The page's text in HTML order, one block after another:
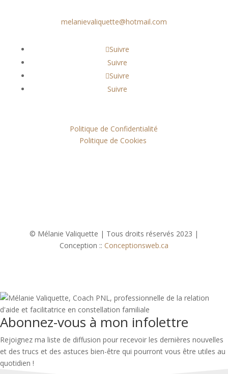
melanievaliquette@hotmail.com
Suivre
Suivre
Suivre
Suivre
Politique de Confidentialité
Politique de Cookies
© Mélanie Valiquette | Tous droits réservés 2023 |
Conception :: Conceptionsweb.ca
Abonnez-vous à mon infolettre
Rejoignez ma liste de diffusion pour recevoir les dernières nouvelles
et des trucs et des astuces bien-être qui pourront vous être utiles au
quotidien !